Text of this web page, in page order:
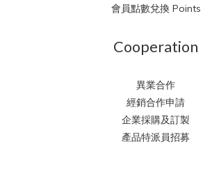
會員點數兌換 Points
Cooperation
異業合作
經銷合作申請
企業採購及訂製
產品特派員招募